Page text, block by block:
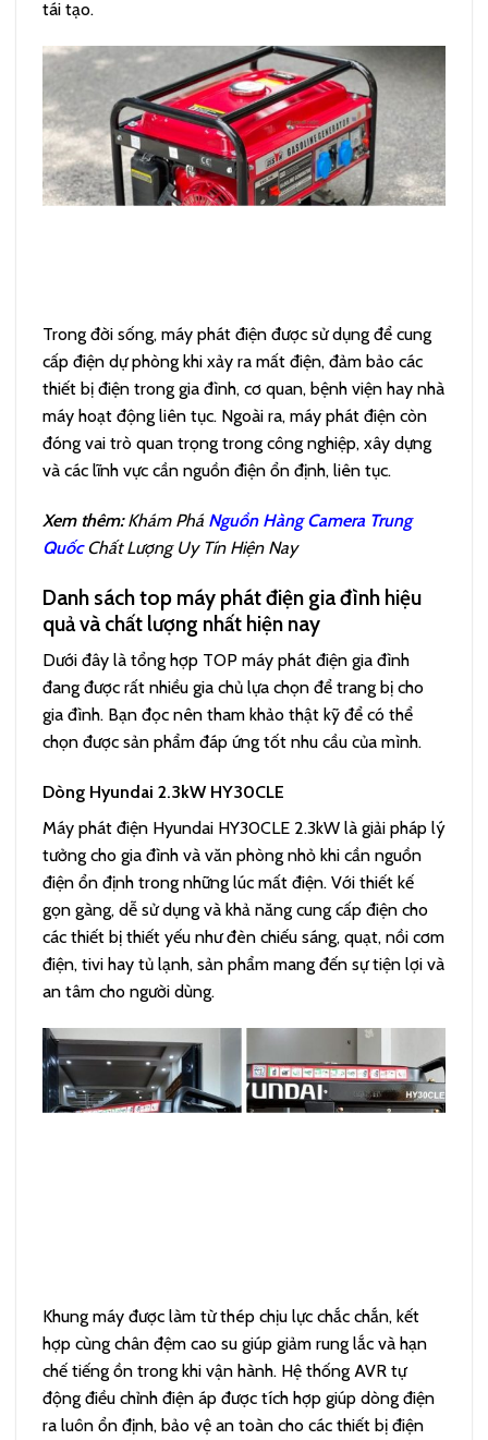
tái tạo.
Trong đời sống, máy phát điện được sử dụng để cung
cấp điện dự phòng khi xảy ra mất điện, đảm bảo các
thiết bị điện trong gia đình, cơ quan, bệnh viện hay nhà
máy hoạt động liên tục. Ngoài ra, máy phát điện còn
đóng vai trò quan trọng trong công nghiệp, xây dựng
và các lĩnh vực cần nguồn điện ổn định, liên tục.
Xem thêm:Khám PháNguồn Hàng Camera Trung
QuốcChất Lượng Uy Tín Hiện Nay
Danh sách top máy phát điện gia đình hiệu
quả và chất lượng nhất hiện nay
Dưới đây là tổng hợp TOP máy phát điện gia đình
đang được rất nhiều gia chủ lựa chọn để trang bị cho
gia đình. Bạn đọc nên tham khảo thật kỹ để có thể
chọn được sản phẩm đáp ứng tốt nhu cầu của mình.
Dòng Hyundai 2.3kW HY30CLE
Máy phát điện Hyundai HY30CLE 2.3kW là giải pháp lý
tưởng cho gia đình và văn phòng nhỏ khi cần nguồn
điện ổn định trong những lúc mất điện. Với thiết kế
gọn gàng, dễ sử dụng và khả năng cung cấp điện cho
các thiết bị thiết yếu như đèn chiếu sáng, quạt, nồi cơm
điện, tivi hay tủ lạnh, sản phẩm mang đến sự tiện lợi và
an tâm cho người dùng.
Khung máy được làm từ thép chịu lực chắc chắn, kết
hợp cùng chân đệm cao su giúp giảm rung lắc và hạn
chế tiếng ồn trong khi vận hành. Hệ thống AVR tự
động điều chỉnh điện áp được tích hợp giúp dòng điện
ra luôn ổn định, bảo vệ an toàn cho các thiết bị điện